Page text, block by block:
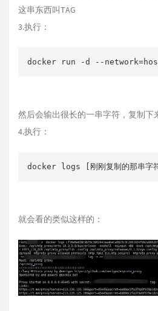
这串东西叫TAG
3.执行：
docker run -d --
然后会输出很长的一串字符，复制下
4.执行：
docker logs [刚刚复制的那串字
就会看的类似这样的：